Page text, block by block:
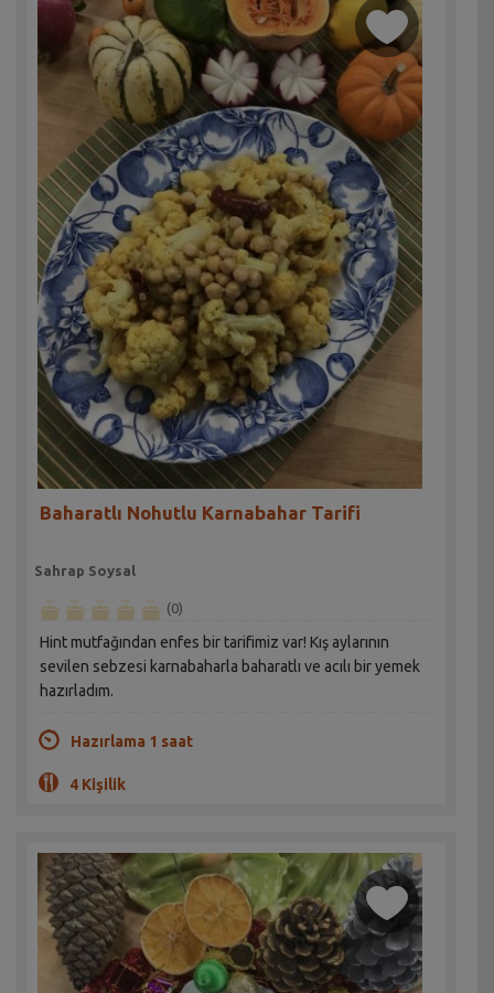
Baharatlı Nohutlu Karnabahar Tarifi
Sahrap Soysal
(0)
Hint mutfağından enfes bir tarifimiz var! Kış aylarının
sevilen sebzesi karnabaharla baharatlı ve acılı bir yemek
hazırladım.
Hazırlama 1 saat
4 Kişilik